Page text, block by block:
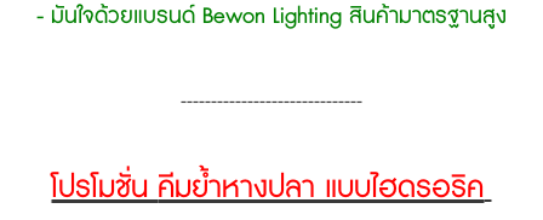
- มันใจด้วยแบรนด์ Bewon Lighting สินค้ามาตรฐานสูง
------------------------------
โปรโมชั่นคีมย้ำหางปลา แบบไฮดรอริค